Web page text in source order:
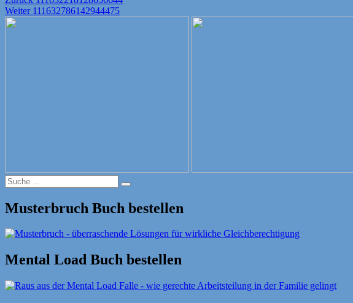
Beitrag:
Weiter Nächster
111632786142944475
Suche
nach:
Suche
Musterbruch Buch bestellen
Mental Load Buch bestellen